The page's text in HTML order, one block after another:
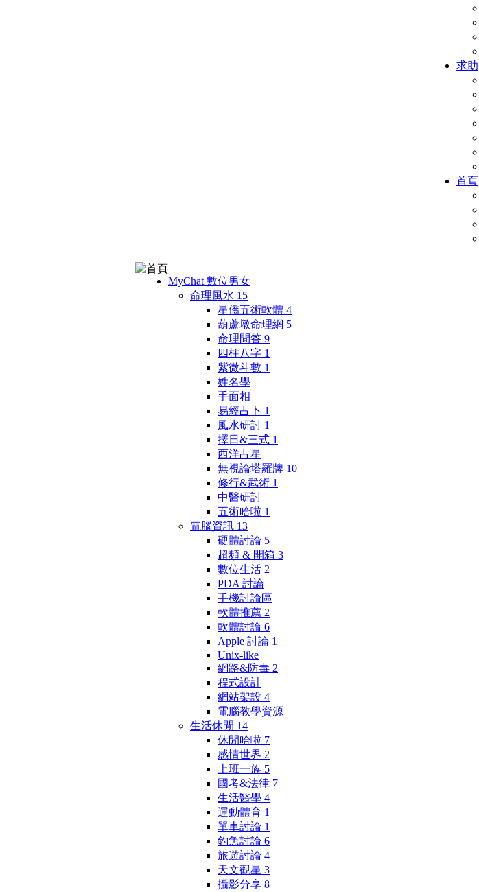
求助
首頁
MyChat 數位男女
命理風水 15
星僑五術軟體 4
葫蘆墩命理網 5
命理問答 9
四柱八字 1
紫微斗數 1
姓名學
手面相
易經占卜 1
風水研討 1
擇日&三式 1
西洋占星
無視論塔羅牌 10
修行&武術 1
中醫研討
五術哈啦 1
電腦資訊 13
硬體討論 5
超頻 & 開箱 3
數位生活 2
PDA 討論
手機討論區
軟體推薦 2
軟體討論 6
Apple 討論 1
Unix-like
網路&防毒 2
程式設計
網站架設 4
電腦教學資源
生活休閒 14
休閒哈啦 7
感情世界 2
上班一族 5
國考&法律 7
生活醫學 4
運動體育 1
單車討論 1
釣魚討論 6
旅遊討論 4
天文觀星 3
攝影分享 8